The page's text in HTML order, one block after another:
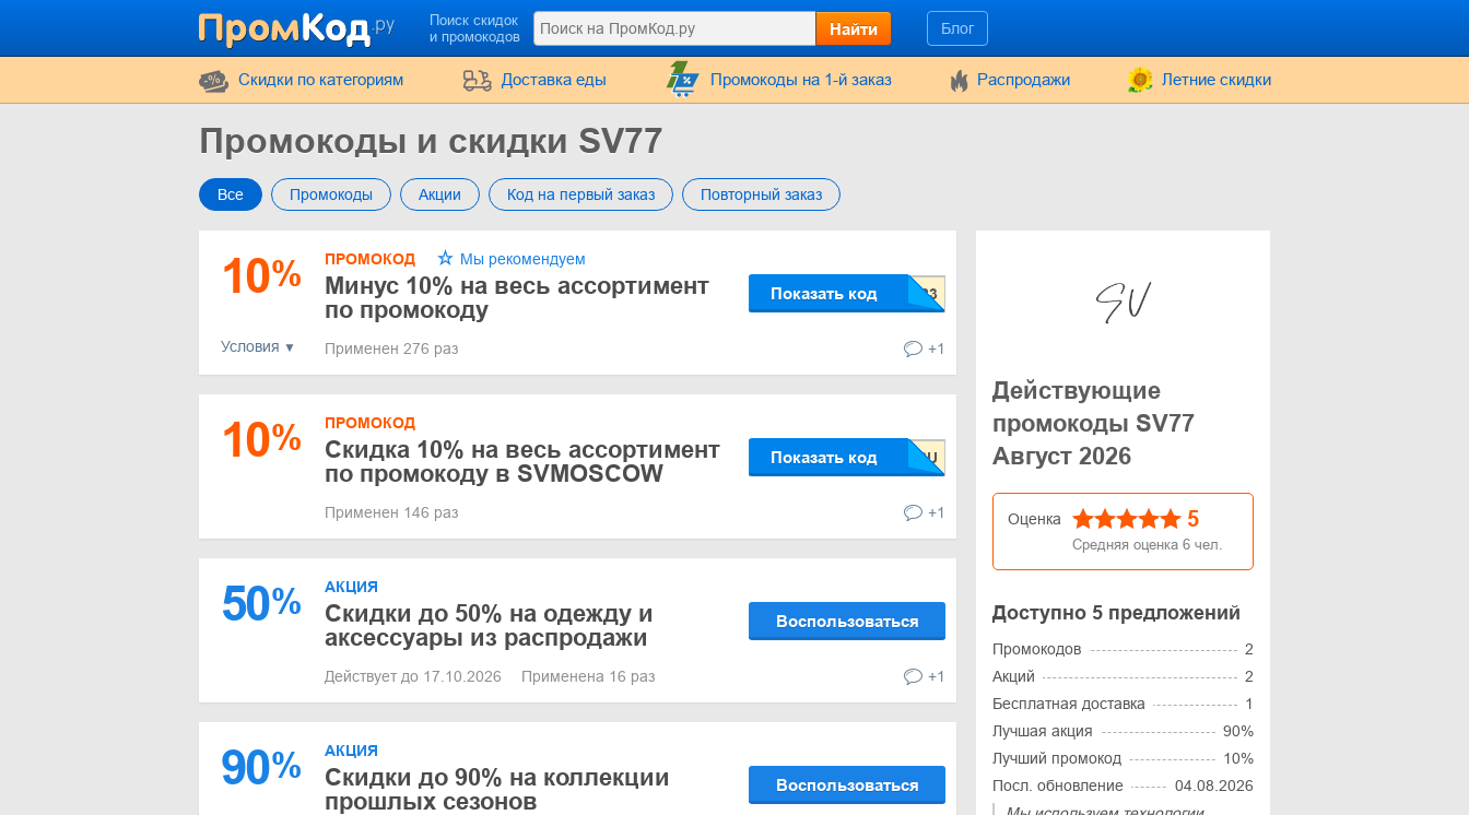
Поиск скидок
и промокодов
Найти Блог
Cкидки по категориям Доставка еды Промокоды на 1-й заказ Распродажи Летние скидки
Промокоды и скидки SV77
Все Промокоды Акции Код на первый заказ Повторный заказ
10%
Условия
ПРОМОКОД Мы рекомендуем
Минус 10% на весь ассортимент
по промокоду
Показать код
Применен 276 раз +1
10% ПРОМОКОД
Скидка 10% на весь ассортимент
по промокоду в SVMOSCOW
Показать код
Применен 146 раз +1
50% АКЦИЯ
Скидки до 50% на одежду и
аксессуары из распродажи
Воспользоваться
Действует до 17.10.2026 Применена 16 раз +1
90% АКЦИЯ
Скидки до 90% на коллекции
прошлых сезонов
Воспользоваться
Действующие
промокоды SV77
Август 2026
Оценка 5
Средняя оценка 6 чел.
Доступно 5 предложений
Промокодов
2
Акций
2
Бесплатная доставка
1
Лучшая акция
90%
Лучший промокод
10%
Посл. обновление
04.08.2026